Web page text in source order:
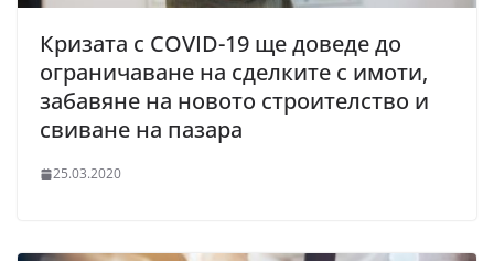
Кризата с COVID-19 ще доведе до
ограничаване на сделките с имоти,
забавяне на новото строителство и
свиване на пазара
25.03.2020